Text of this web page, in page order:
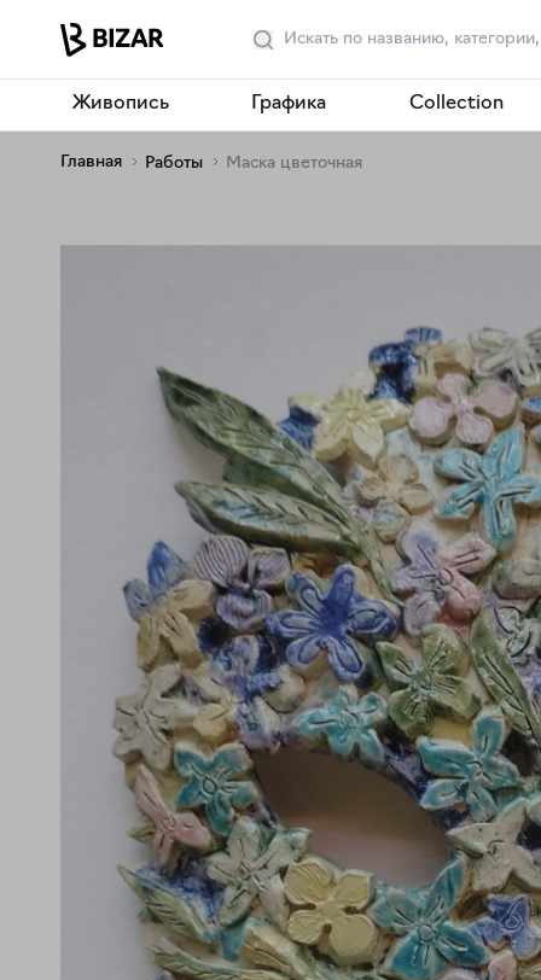
Живопись Графика Collection
Главная Работы Маска цветочная